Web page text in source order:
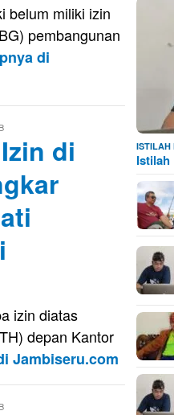
belum miliki izin
pembangunan
di
di
izin diatas
depan Kantor
Jambiseru.com
ISTILAH
Istilah